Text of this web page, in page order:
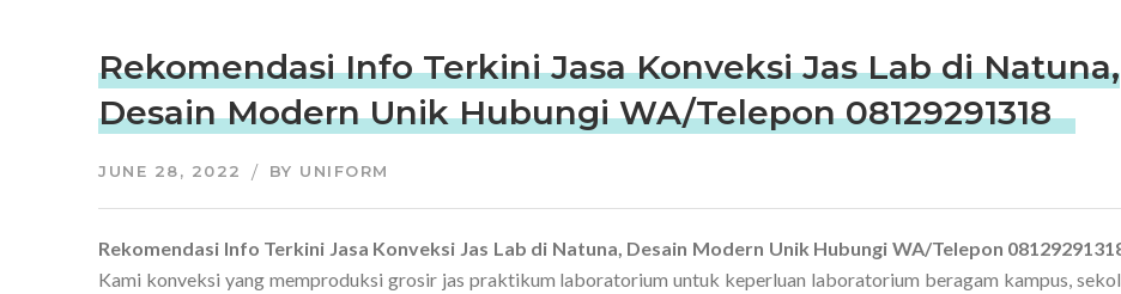
Rekomendasi Info Terkini Jasa Konveksi Jas Lab di Natuna,
Desain Modern Unik Hubungi WA/Telepon 08129291318
JUNE 28, 2022 BY UNIFORM
Rekomendasi Info Terkini Jasa Konveksi Jas Lab di Natuna, Desain Modern Unik Hubungi WA/Telepon
Kami konveksi yang memproduksi grosir jas praktikum laboratorium untuk keperluan laboratorium beragam kampus,